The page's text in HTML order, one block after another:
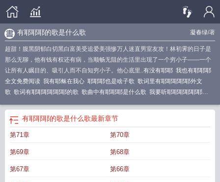
凝春绿/著
有耶耶耶的歌是什么歌
超甜！腹黑阴郁白切黑白富美受追爱美强惨万人迷直男室友攻！林初霁的日子是
那么无聊，他有钱有权还有病，当顺畅无阻的生活里出现了一个穷小子——一个
让所有人瞩目的、吸引人而不自知穷小子。他心底里..有没有耶耶 我也有耶耶耶
全文免费阅读 我有耶稣在我心 耶耶耶也是啥子歌 歌词里有耶耶耶耶耶外文
歌 歌词有耶耶耶耶耶耶的歌 歌曲中有耶耶耶是什么歌 我要听耶耶耶耶耶耶
我也有耶耶耶讲的什么生的什么病
耶耶耶
耶耶耶耶耶的是哪首歌
我也有耶耶耶的英文我也有耶耶耶免费阅
耶耶 凝春绿
什么歌里面有耶耶耶
观看我也有耶耶耶在线阅读 我有耶稣真快乐带动唱
有耶耶耶的歌是什么歌最新章节
第71章 第70章
第69章 第68章
第67章 第66章